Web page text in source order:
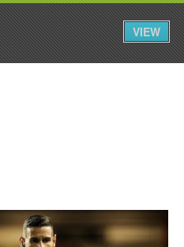
Assine Iniciar Sessão
VIEW